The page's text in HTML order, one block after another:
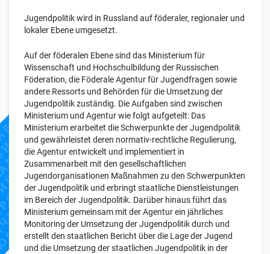
Jugendpolitik wird in Russland auf föderaler, regionaler und
lokaler Ebene umgesetzt.
Auf der föderalen Ebene sind das Ministerium für
Wissenschaft und Hochschulbildung der Russischen
Föderation, die Föderale Agentur für Jugendfragen sowie
andere Ressorts und Behörden für die Umsetzung der
Jugendpolitik zuständig. Die Aufgaben sind zwischen
Ministerium und Agentur wie folgt aufgeteilt: Das
Ministerium erarbeitet die Schwerpunkte der Jugendpolitik
und gewährleistet deren normativ-rechtliche Regulierung,
die Agentur entwickelt und implementiert in
Zusammenarbeit mit den gesellschaftlichen
Jugendorganisationen Maßnahmen zu den Schwerpunkten
der Jugendpolitik und erbringt staatliche Dienstleistungen
im Bereich der Jugendpolitik. Darüber hinaus führt das
Ministerium gemeinsam mit der Agentur ein jährliches
Monitoring der Umsetzung der Jugendpolitik durch und
erstellt den staatlichen Bericht über die Lage der Jugend
und die Umsetzung der staatlichen Jugendpolitik in der